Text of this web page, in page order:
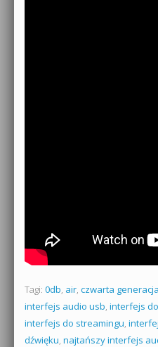
Tagi: 0db, air, czwarta generacja
interfejs audio usb, interfejs
interfejs do streamingu,
dźwięku, najtańszy interfejs